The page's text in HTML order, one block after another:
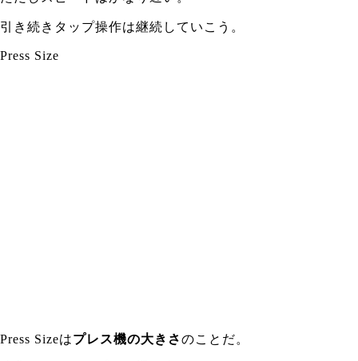
引き続きタップ操作は継続していこう。
Press Size
Press Sizeはプレス機の大きさのことだ。